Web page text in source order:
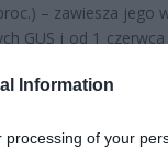
Information
of your
– zawiesza jego
GUS i od 1
i renty z tytułu
się nie tylko